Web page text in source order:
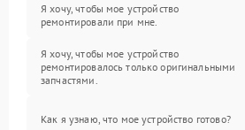
Я хочу, чтобы мое устройство
ремонтировали при мне.
Я хочу, чтобы мое устройство
ремонтировалось только оригинальными
запчастями.
Как я узнаю, что мое устройство готово?